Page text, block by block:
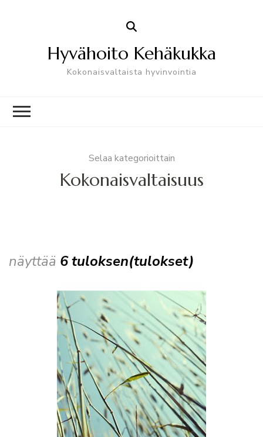
Hyvähoito Kehäkukka
Kokonaisvaltaista hyvinvointia
Selaa kategorioittain
Kokonaisvaltaisuus
näyttää 6 tuloksen(tulokset)